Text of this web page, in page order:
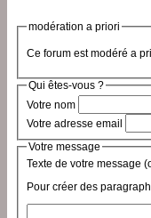
modération a priori
Ce forum est modéré a
Qui êtes-vous ?
Votre nom
Votre adresse email
Votre message
Texte de votre message
Pour créer des